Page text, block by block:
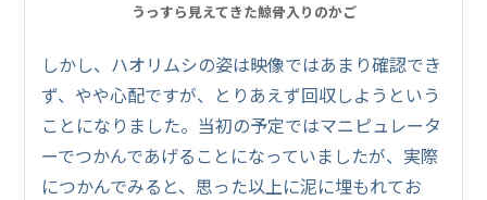
うっすら見えてきた鯨骨入りのかご
しかし、ハオリムシの姿は映像ではあまり確認でき
ず、やや心配ですが、とりあえず回収しようという
ことになりました。当初の予定ではマニピュレータ
ーでつかんであげることになっていましたが、実際
につかんでみると、思った以上に泥に埋もれてお